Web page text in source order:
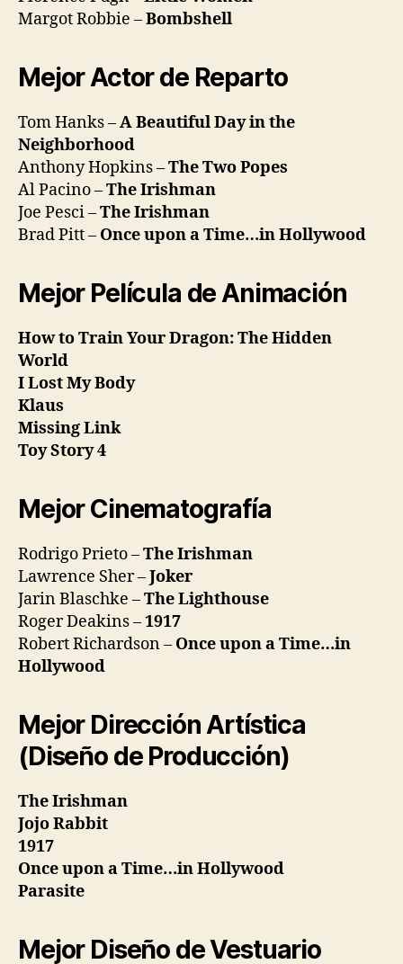
Margot Robbie –Bombshell
Mejor Actor de Reparto
Tom Hanks –A Beautiful Day in the
Neighborhood
Anthony Hopkins –The Two Popes
Al Pacino –The Irishman
Joe Pesci –The Irishman
Brad Pitt – Once upon a Time…in Hollywood
Mejor Película de Animación
How to Train Your Dragon: The Hidden
World
I Lost My Body
Klaus
Missing Link
Toy Story 4
Mejor Cinematografía
Rodrigo Prieto –The Irishman
Lawrence Sher –Joker
Jarin Blaschke –The Lighthouse
Roger Deakins –1917
Robert Richardson – Once upon a Time…in
Hollywood
Mejor Dirección Artística
(Diseño de Producción)
The Irishman
Jojo Rabbit
1917
Once upon a Time…in Hollywood
Parasite
Mejor Diseño de Vestuario